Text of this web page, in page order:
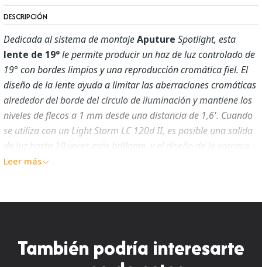
DESCRIPCIÓN
Dedicada alsistemademontajeAputure Spotlight, esta
lente de 19°le permite producir un haz de luz controlado de
19° con bordes limpios y una reproducción cromática fiel. El
diseño de la lente ayuda a limitar las aberraciones cromáticas
alrededor del borde del círculo de iluminación y mantiene los
niveles de flecos a 1 mm desde una distancia de 1,6'. Cuando
se utiliza con un Light Storm LC 120d II, es posible una salida
de luz hasta 10 veces más brillante, y el diseño de la carcasa
de la lente permite una instalación y extracción rápidas del
Leer más
También podría interesarte